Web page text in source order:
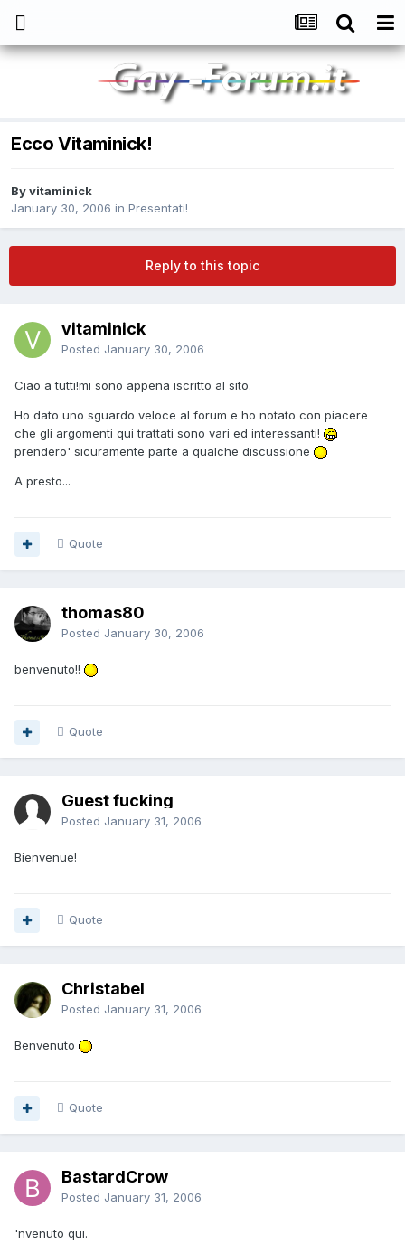
Ecco Vitaminick!
Byvitaminick
January 30, 2006 in Presentati!
Reply to this topic
vitaminick
Posted January 30, 2006
Ciao a tutti!mi sono appena iscritto al sito.
Ho dato uno sguardo veloce al forum e ho notato con piacere
che gli argomenti qui trattati sono vari ed interessanti!
prendero' sicuramente parte a qualche discussione
A presto...
Quote
thomas80
Posted January 30, 2006
benvenuto!!
Quote
Guest fucking
Posted January 31, 2006
Bienvenue!
Quote
Christabel
Posted January 31, 2006
Benvenuto
Quote
BastardCrow
Posted January 31, 2006
'nvenuto qui.